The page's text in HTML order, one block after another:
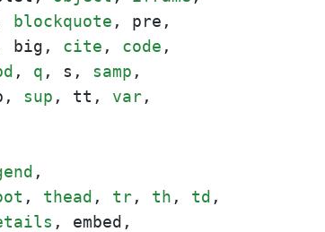
blockquote
big, cite , code
, q , s, samp ,
sup , tt, var
, thead , tr, th , td